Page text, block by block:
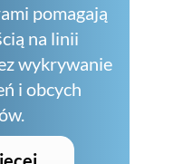
pomagają
na linii
wykrywanie
i obcych